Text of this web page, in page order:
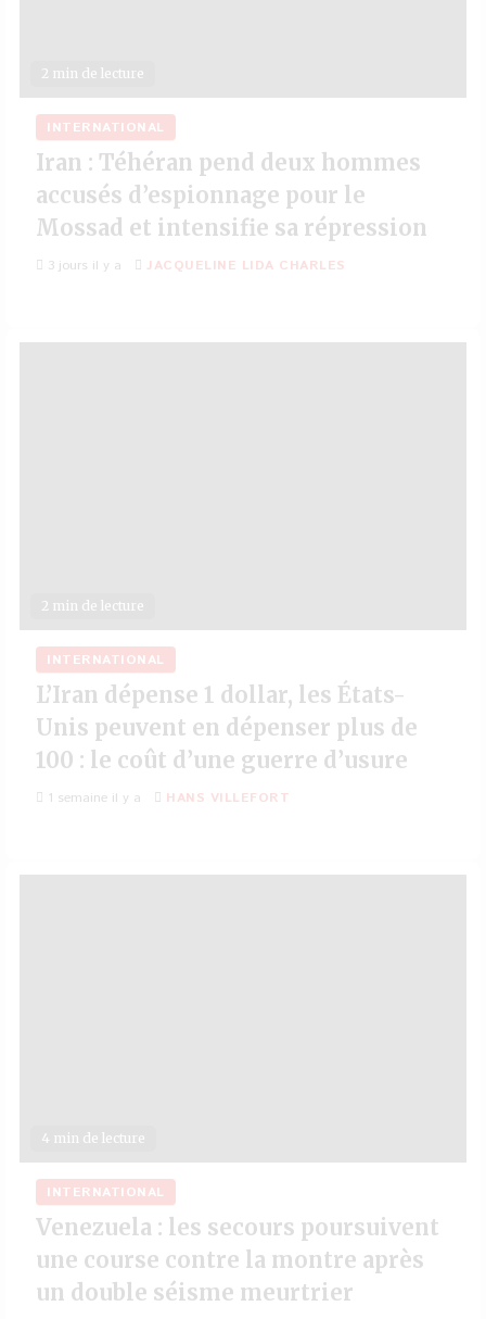
2 min de lecture
INTERNATIONAL
Iran : Téhéran pend deux hommes
accusés d’espionnage pour le
Mossad et intensifie sa répression
3 jours il y a JACQUELINE LIDA CHARLES
2 min de lecture
INTERNATIONAL
L’Iran dépense 1 dollar, les États-
Unis peuvent en dépenser plus de
100 : le coût d’une guerre d’usure
1 semaine il y a HANS VILLEFORT
4 min de lecture
INTERNATIONAL
Venezuela : les secours poursuivent
une course contre la montre après
un double séisme meurtrier